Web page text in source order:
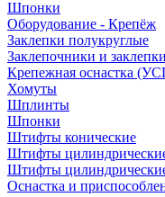
Шпонки
Оборудование - Крепёж
Заклепки полукруглые
Заклепочники и
Крепежная оснастка
Хомуты
Шплинты
Шпонки
Штифты конические
Штифты
Штифты
Оснастка и